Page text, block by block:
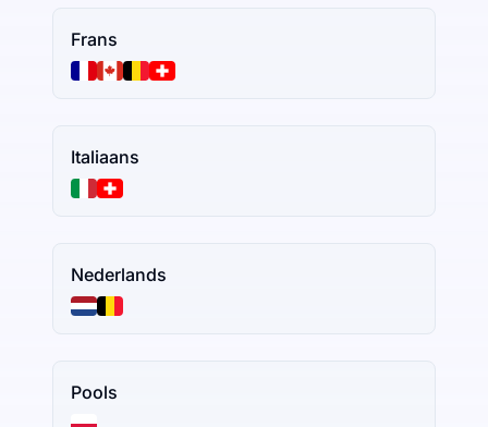
Frans
Italiaans
Nederlands
Pools